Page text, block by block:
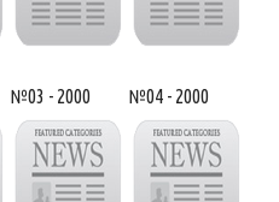
№03 - 2000 №04 - 2000